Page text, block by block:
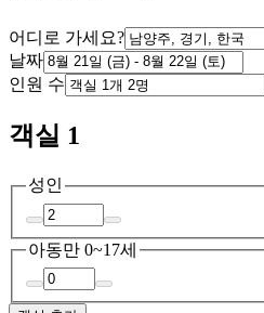
어디로 가세요?
날짜
인원 수
객실 1
성인
아동만 0~17세